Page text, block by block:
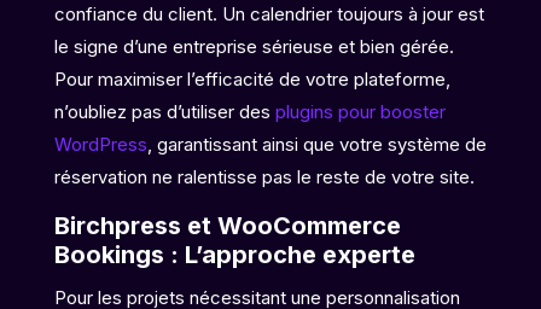
confiance du client. Un calendrier toujours à jour est
le signe d’une entreprise sérieuse et bien gérée.
Pour maximiser l’efficacité de votre plateforme,
n’oubliez pas d’utiliser des plugins pour booster
WordPress , garantissant ainsi que votre système de
réservation ne ralentisse pas le reste de votre site.
Birchpress et WooCommerce
Bookings : L’approche experte
Pour les projets nécessitant une personnalisation